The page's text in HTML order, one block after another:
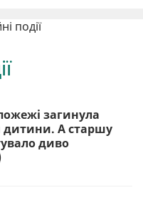
події
загинула
дитини. А старшу
диво